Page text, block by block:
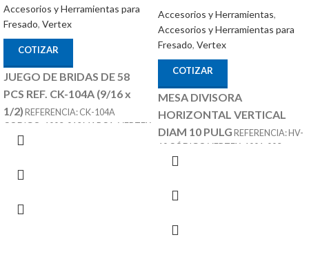
Accesorios y Herramientas para
Fresado, Vertex
COTIZAR
JUEGO DE BRIDAS DE 58
PCS REF. CK-104A (9/16 x
1/2) REFERENCIA: CK-104A
CODIGO: 1003-012 MARCA: VERTEX
Accesorios y Herramientas,
Accesorios y Herramientas para
Fresado, Vertex
COTIZAR
MESA DIVISORA
HORIZONTAL VERTICAL
DIAM 10 PULG REFERENCIA: HV-
10 CÓDIGO VERTEX: 1001-003
MARCA: VERTEX